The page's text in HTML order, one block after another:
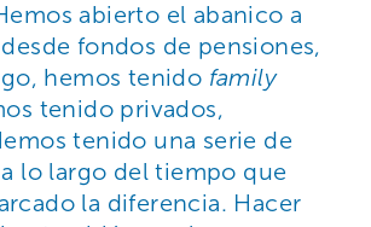
abierto el abanico a
fondos de pensiones,
hemos tenido family
tenido privados,
tenido una serie de
lo largo del tiempo que
la diferencia. Hacer